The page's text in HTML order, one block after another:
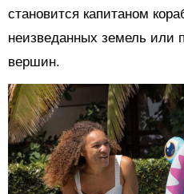
становится капитаном
неизведанных земель или
вершин.